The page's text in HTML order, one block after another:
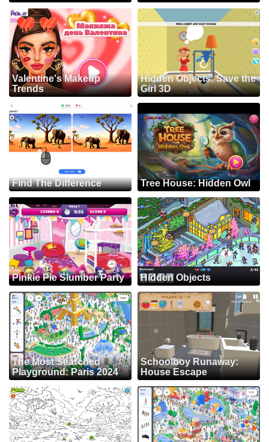
Valentine's Makeup
Trends
Hidden Objects: Save the
Girl 3D
Find The Difference Tree House: Hidden Owl
Pinkie Pie Slumber Party Hidden Objects
The Most Searched
Playground: Paris 2024
Schoolboy Runaway:
House Escape